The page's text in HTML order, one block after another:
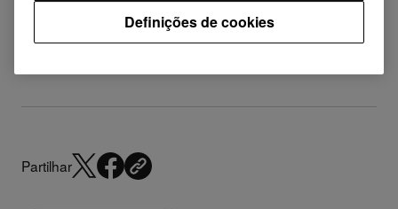
recentes resultados de compatibilidade de 5 de
dezembro de 2019.
Partilhar
Definições de cookies